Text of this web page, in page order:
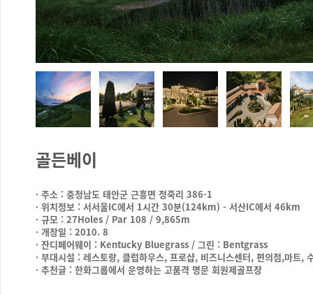
골든베이
· 주소 : 충청남도 태안군 근흥면 정죽리 386-1
· 위치정보 : 서서울IC에서 1시간 30분(124km) - 서산IC에서 46km
· 규모 : 27Holes / Par 108 / 9,865m
· 개장일 : 2010. 8
· 잔디페어웨이 : Kentucky Bluegrass / 그린 : Bentgrass
· 부대시설 : 레스토랑, 클럽하우스, 프로샵, 비즈니스센터, 편의점,마트,
· 추천글 : 한화그룹에서 운영하는 고품격 명문 회원제골프장